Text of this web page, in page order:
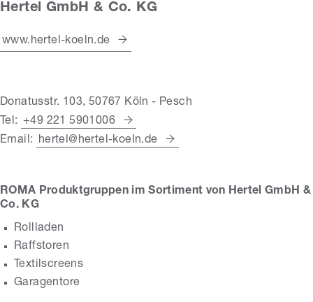
Hertel GmbH & Co. KG
www.hertel-koeln.de
Donatusstr. 103, 50767 Köln - Pesch
Tel: +49 221 5901006
Email:
hertel@hertel-koeln.de
ROMA Produktgruppen im Sortiment von Hertel GmbH &
Co. KG
Rollladen
Raffstoren
Textilscreens
Garagentore